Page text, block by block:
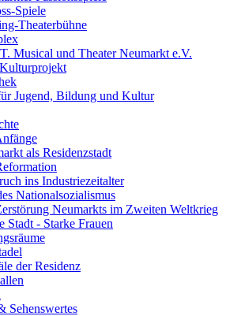
Spiele
Theaterbühne
Musical und Theater Neumarkt e.V.
Jugend, Bildung und Kultur
als Residenzstadt
ins Industriezeitalter
Nationalsozialismus
Neumarkts im Zweiten Weltkrieg
Stadt - Starke Frauen
der Residenz
Sehenswertes